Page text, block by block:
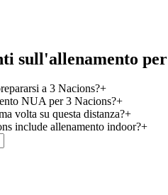
sull'allenamento
a 3 Nacions?+
NUA per 3 Nacions?+
volta su questa distanza?+
include allenamento indoor?+